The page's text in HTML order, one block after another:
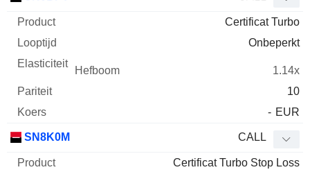
Certificat Turbo
Onbeperkt
1.14x
10
- EUR
SN8K0M CALL
Certificat Turbo Stop Loss